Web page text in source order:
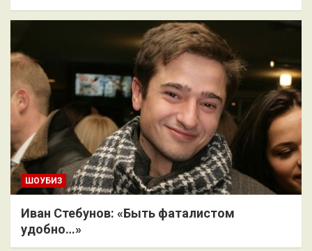
ШОУБИЗ
Иван Стебунов: «Быть фаталистом
удобно…»